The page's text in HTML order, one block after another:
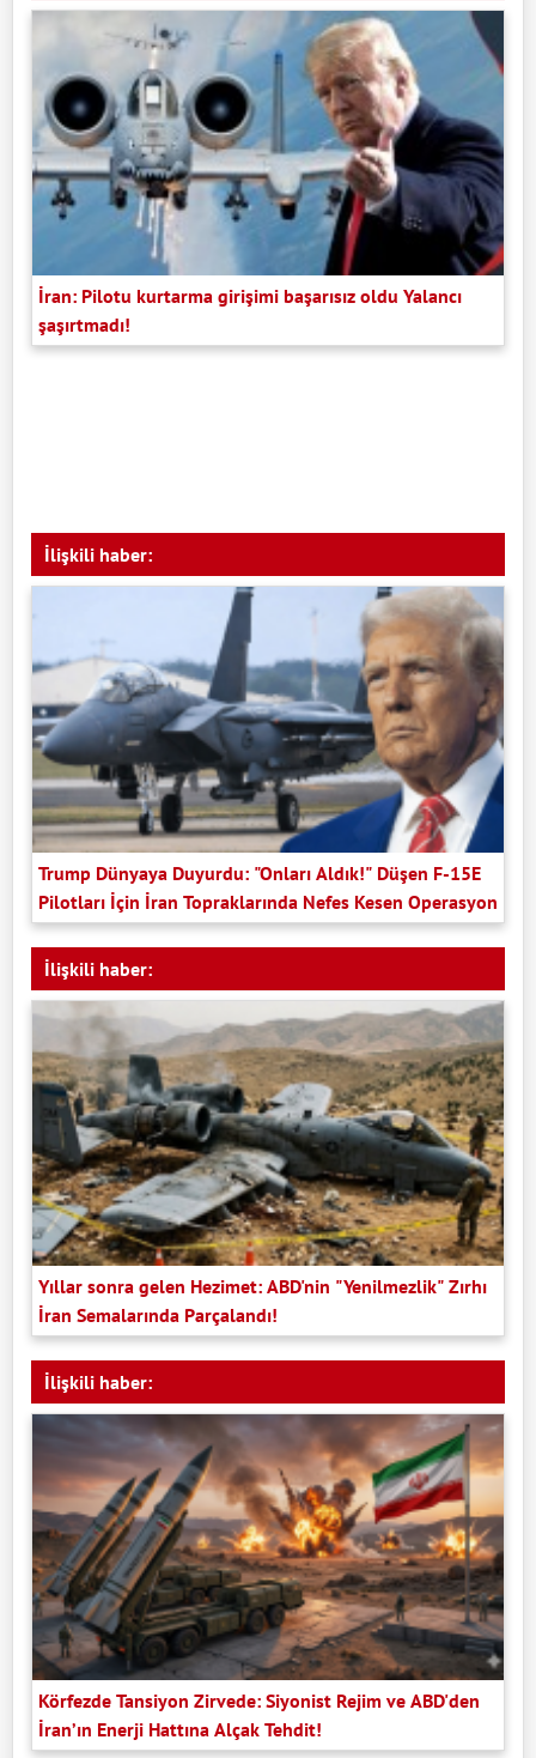
İran: Pilotu kurtarma girişimi başarısız oldu Yalancı
şaşırtmadı!
İlişkili haber:
Trump Dünyaya Duyurdu: "Onları Aldık!" Düşen F-15E
Pilotları İçin İran Topraklarında Nefes Kesen Operasyon
İlişkili haber:
Yıllar sonra gelen Hezimet: ABD'nin "Yenilmezlik" Zırhı
İran Semalarında Parçalandı!
İlişkili haber:
Körfezde Tansiyon Zirvede: Siyonist Rejim ve ABD'den
İran’ın Enerji Hattına Alçak Tehdit!